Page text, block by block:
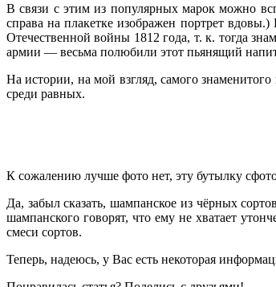
В связи с этим из популярных марок можно
справа на плакетке изображен портрет
Отечественной войны 1812 года, т. к. тогда
армии — весьма полюбили этот пьянящий
На истории, на мой взгляд, самого
среди равных.
К сожалению лучше фото нет, эту бутылку
Да, забыл сказать, шампанское из чёрных
шампанского говорят, что ему не хватает
смеси сортов.
Теперь, надеюсь, у Вас есть некоторая